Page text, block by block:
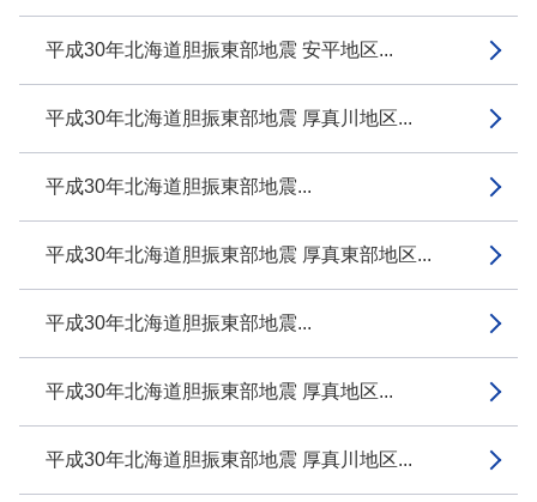
平成30年北海道胆振東部地震 安平地区...
平成30年北海道胆振東部地震 厚真川地区...
平成30年北海道胆振東部地震...
平成30年北海道胆振東部地震 厚真東部地区...
平成30年北海道胆振東部地震...
平成30年北海道胆振東部地震 厚真地区...
平成30年北海道胆振東部地震 厚真川地区...